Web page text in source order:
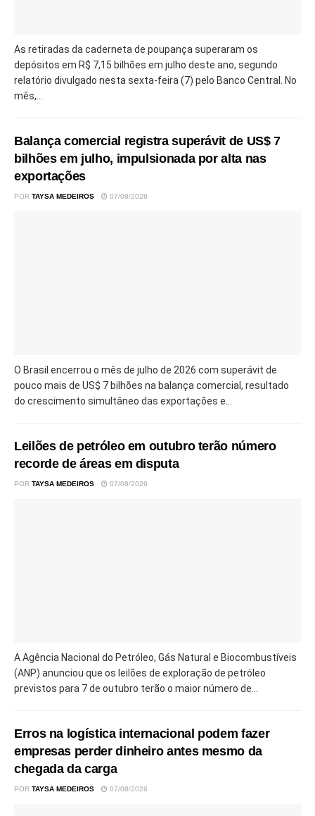
As retiradas da caderneta de poupança superaram os
depósitos em R$ 7,15 bilhões em julho deste ano, segundo
relatório divulgado nesta sexta-feira (7) pelo Banco Central. No
mês,...
Balança comercial registra superávit de US$ 7
bilhões em julho, impulsionada por alta nas
exportações
POR TAYSA MEDEIROS 07/08/2026
O Brasil encerrou o mês de julho de 2026 com superávit de
pouco mais de US$ 7 bilhões na balança comercial, resultado
do crescimento simultâneo das exportações e...
Leilões de petróleo em outubro terão número
recorde de áreas em disputa
POR TAYSA MEDEIROS 07/08/2026
A Agência Nacional do Petróleo, Gás Natural e Biocombustíveis
(ANP) anunciou que os leilões de exploração de petróleo
previstos para 7 de outubro terão o maior número de...
Erros na logística internacional podem fazer
empresas perder dinheiro antes mesmo da
chegada da carga
POR TAYSA MEDEIROS 07/08/2026